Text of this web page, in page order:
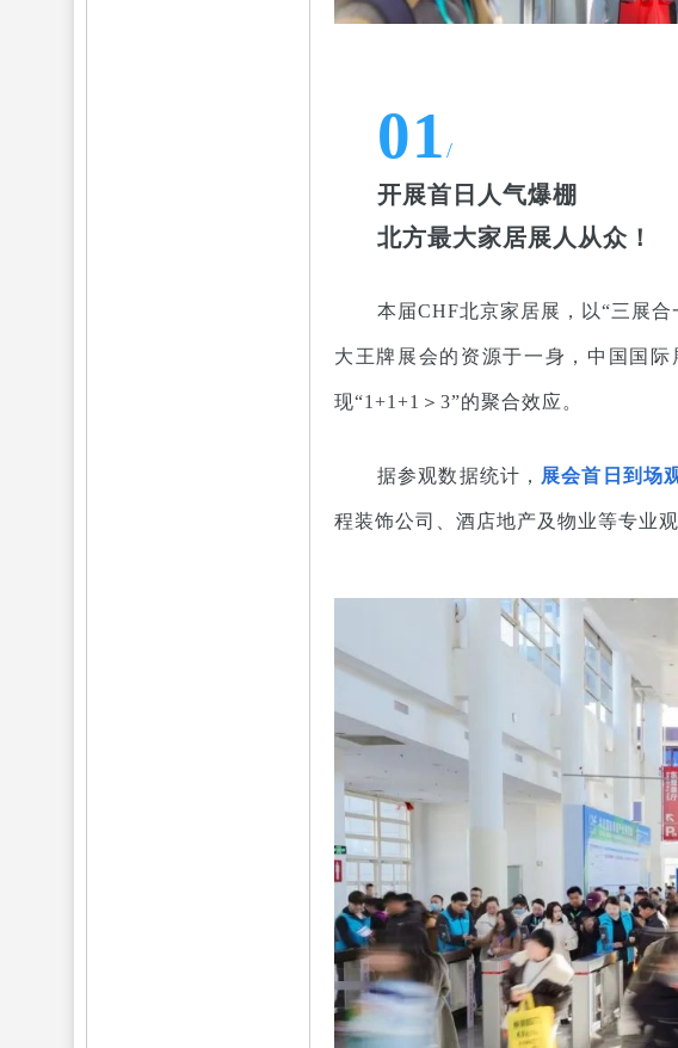
01 /
开展首日人气爆棚
北方最大家居展人从众！
本届CHF北京家居展，以“三展
大王牌展会的资源于一身，中国国
现“1+1+1＞3”的聚合效应。
据参观数据统计， 展会首日到场
程装饰公司、酒店地产及物业等专业